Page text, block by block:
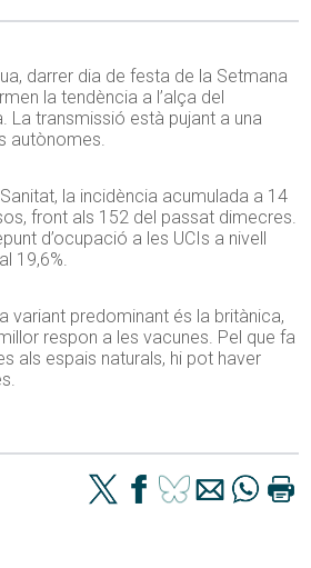
darrer dia de festa de la Setmana
la tendència a l’alça del
La transmissió està pujant a una
autònomes.
la incidència acumulada a 14
front als 152 del passat dimecres.
d’ocupació a les UCIs a nivell
19,6%.
variant predominant és la britànica,
respon a les vacunes. Pel que fa
als espais naturals, hi pot haver